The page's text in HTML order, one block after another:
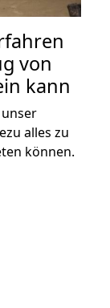
von
kann
alles zu
können.